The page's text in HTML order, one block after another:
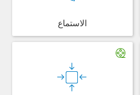
الاستماع